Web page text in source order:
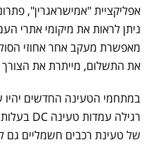
אפליקציית "אמישראגרין",
ניתן לראות את מיקומי אתרי
מאפשרת מעקב אחר אחוזי
את התשלום, מייתרת את הצורך
של טעינת רכבים חשמליים גם